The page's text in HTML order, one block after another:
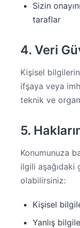
Sizin
taraflar
4. Veri
Kişisel
ifşaya veya
teknik ve
5.
Konumunuza
ilgili aşağıdaki
olabilirsiniz:
Kişisel
Yanlış